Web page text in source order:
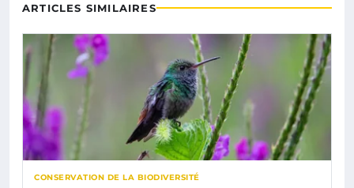
ARTICLES SIMILAIRES
CONSERVATION DE LA BIODIVERSITÉ